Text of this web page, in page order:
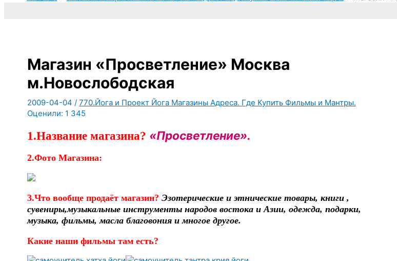
Магазин «Просветление» Москва
м.Новослободская
2009-04-04 / 770.Йога и Проект Йога Магазины Адреса. Где Купить Фильмы и Мантры.
Оценили: 1 345
1.Название магазина? «Просветление».
2.Фото Магазина:
3.Что вообще продаёт магазин? Эзотерические и этнические товары, книги ,
сувениры,музыкальные инструменты народов востока и Азии, одежда, подарки,
музыка, фильмы, масла благовония и многое другое.
Какие наши фильмы там есть?